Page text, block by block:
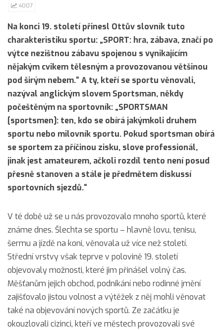
4007
Na konci 19. století přinesl Ottův slovník tuto
charakteristiku sportu: „SPORT: hra, zábava, značí po
výtce nezištnou zábavu spojenou s vynikajícím
nějakým cvikem tělesným a provozovanou většinou
pod širým nebem.“ A ty, kteří se sportu věnovali,
nazýval anglickým slovem Sportsman, někdy
počeštěným na sportovník: „SPORTSMAN
[sportsmen]: ten, kdo se obírá jakýmkoli druhem
sportu nebo milovník sportu. Pokud sportsman obírá
se sportem za příčinou zisku, slove professionál,
jinak jest amateurem, ačkoli rozdíl tento není posud
přesně stanoven a stále je předmětem diskussí
sportovních sjezdů.“
V té době už se u nás provozovalo mnoho sportů, které
známe dnes. Šlechta se sportu – hlavně lovu, tenisu,
šermu a jízdě na koni, věnovala už více než století.
Střední vrstvy však teprve v polovině 19. století
objevovaly možnosti, které jim přinášel volný čas.
Měšťanům jejich obchod, podnikání nebo rodinné jmění
zajišťovalo jistou volnost a výtěžek z něj mohli věnovat
také na objevování nových sportů. Ze začátku je
okouzlovali cizinci, kteří ve městech provozovali své